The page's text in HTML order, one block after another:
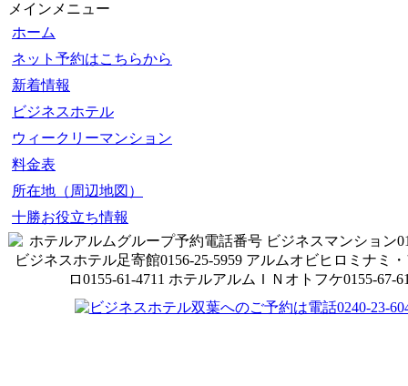
メインメニュー
ホーム
ネット予約はこちらから
新着情報
ビジネスホテル
ウィークリーマンション
料金表
所在地（周辺地図）
十勝お役立ち情報